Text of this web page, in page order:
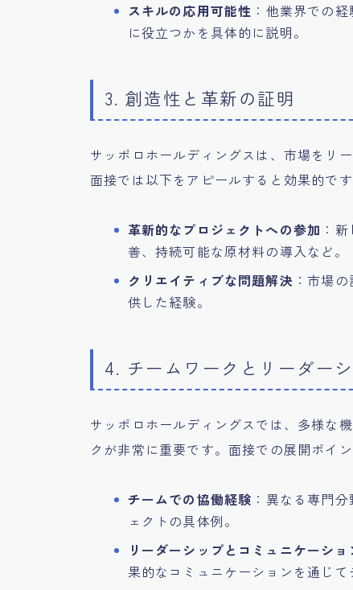
スキルの応用可能性 ：他業界での
に役立つかを具体的に説明。
3. 創造性と革新の証明
サッポロホールディングスは、市場をリ
面接では以下をアピールすると効果的です
革新的なプロジェクトへの参加 ：
善、持続可能な原材料の導入など。
クリエイティブな問題解決 ：市場
供した経験。
4. チームワークとリーダー
サッポロホールディングスでは、多様な
クが非常に重要です。面接での展開ポイ
チームでの協働経験 ：異なる専門
ェクトの具体例。
リーダーシップとコミュニケーショ
果的なコミュニケーションを通じて